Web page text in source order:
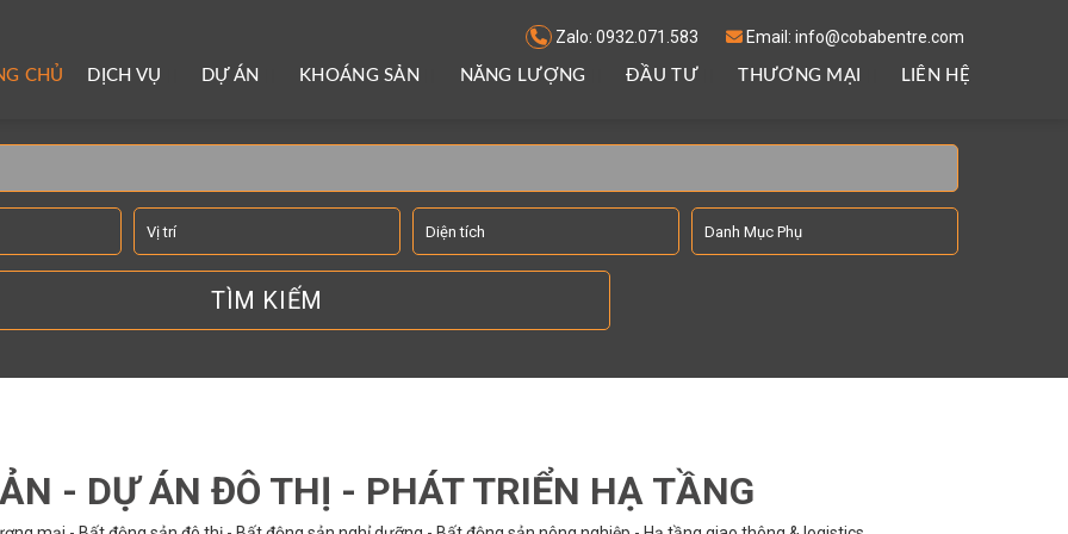
Zalo: 0932.071.583 Email: info@cobabentre.com
CHỦ DỊCH VỤ DỰ ÁN KHOÁNG SẢN NĂNG LƯỢNG ĐẦU TƯ THƯƠNG MẠI LIÊN HỆ
- DỰ ÁN ĐÔ THỊ - PHÁT TRIỂN HẠ TẦNG